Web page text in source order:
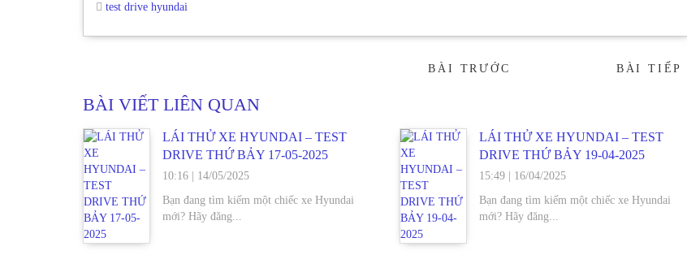
test drive hyundai
BÀI TRƯỚC BÀI TIẾP→
BÀI VIẾT LIÊN QUAN
LÁI THỬ XE HYUNDAI – TEST
DRIVE THỨ BẢY 17-05-2025
10:16| 14/05/2025
Bạn đang tìm kiếm một chiếc xe Hyundai
mới? Hãy đăng...
LÁI THỬ XE HYUNDAI – TEST
DRIVE THỨ BẢY 19-04-2025
15:49| 16/04/2025
Bạn đang tìm kiếm một chiếc xe Hyundai
mới? Hãy đăng...